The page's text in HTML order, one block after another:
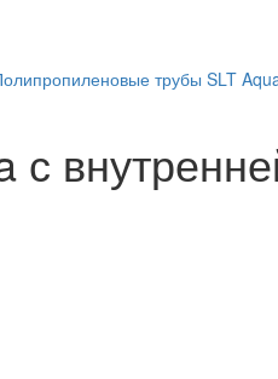
трубы SLT